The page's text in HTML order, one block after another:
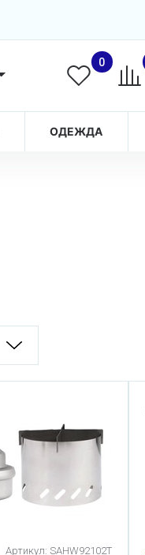
0
ОДЕЖДА
Артикул: SAHW92102T